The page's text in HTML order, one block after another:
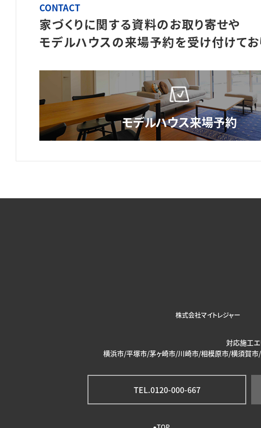
CONTACT
家づくりに関する資料のお取り寄せや
モデルハウスの来場予約を受け付けてお
株式会社マイトレジャー
対応施工エ
横浜市/平塚市/茅ヶ崎市/川崎市/相模原市/横須賀
TEL.0120-000-667